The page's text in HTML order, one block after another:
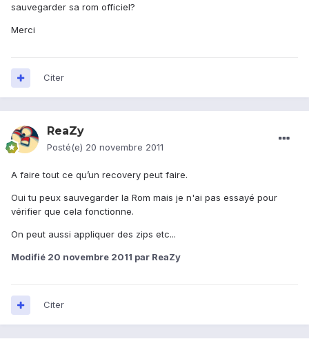
sauvegarder sa rom officiel?
Merci
Citer
ReaZy
Posté(e) 20 novembre 2011
A faire tout ce qu’un recovery peut faire.
Oui tu peux sauvegarder la Rom mais je n'ai pas essayé pour
vérifier que cela fonctionne.
On peut aussi appliquer des zips etc...
Modifié 20 novembre 2011 par ReaZy
Citer